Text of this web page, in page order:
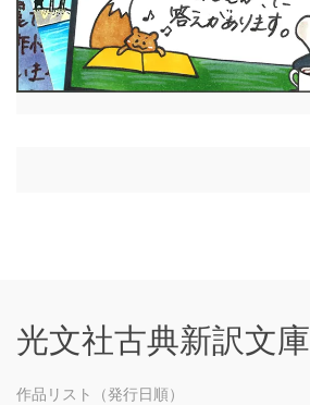
光文社古典新訳文庫
作品リスト（発行日順）